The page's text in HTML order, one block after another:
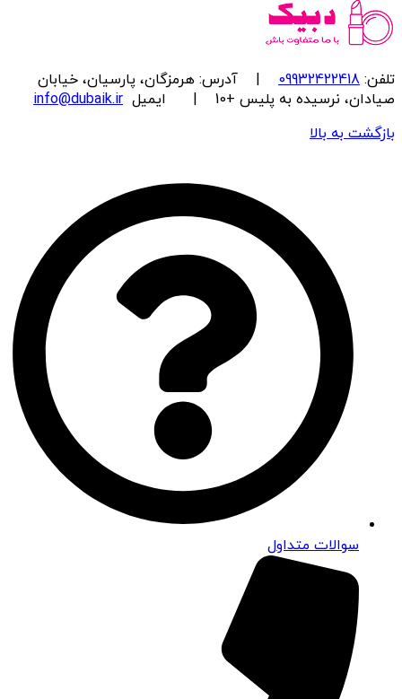
تلفن: 09932422418 | آدرس: هرمزگان، پارسیان، خیابان
صیادان، نرسیده به پلیس +10 | ایمیل
info@dubaik.ir
بازگشت به بالا
سوالات متداول